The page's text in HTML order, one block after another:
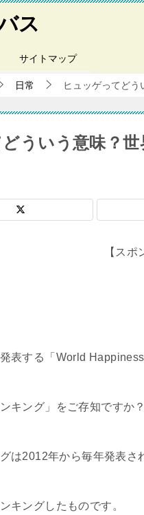
ス
サイトマップ
日常 ヒュッゲってどう
ういう意味？
【スポ
表する「World
キング」をご存知ですか？
は2012年から毎年発表さ
キングしたものです。